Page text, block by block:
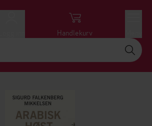
Handlekurv